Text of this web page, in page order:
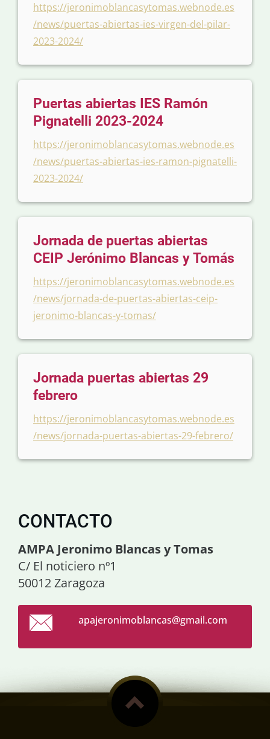
https://jeronimoblancasytomas.webnode.es
/news/puertas-abiertas-ies-virgen-del-pilar-
2023-2024/
Puertas abiertas IES Ramón
Pignatelli 2023-2024
https://jeronimoblancasytomas.webnode.es
/news/puertas-abiertas-ies-ramon-pignatelli-
2023-2024/
Jornada de puertas abiertas
CEIP Jerónimo Blancas y Tomás
https://jeronimoblancasytomas.webnode.es
/news/jornada-de-puertas-abiertas-ceip-
jeronimo-blancas-y-tomas/
Jornada puertas abiertas 29
febrero
https://jeronimoblancasytomas.webnode.es
/news/jornada-puertas-abiertas-29-febrero/
CONTACTO
AMPA Jeronimo Blancas y Tomas
C/ El noticiero nº1
50012 Zaragoza
apajeronimoblancas@gmail.com